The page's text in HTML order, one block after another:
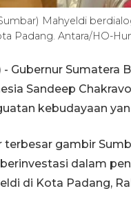
Mahyeldi
Padang. Antara/HO-
- Gubernur Sumatera
Sandeep
kebudayaan
gambir
dalam
di Kota Padang,